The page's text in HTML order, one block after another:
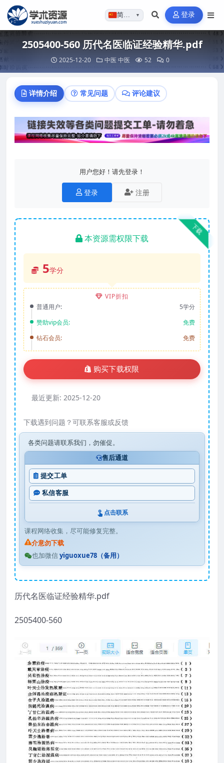
简体…▼ 登录
2505400-560 历代名医临证经验精华.pdf
2025-12-20 中医 中医 52 0
详情介绍 常见问题 评论建议
用户您好！请先登录！
登录 注册
下载
本资源需权限下载
5学分
VIP折扣
普通用户:
5学分
赞助vip会员:
免费
钻石会员:
免费
购买下载权限
最近更新: 2025-12-20
下载遇到问题？可联系客服或反馈
各类问题请联系我们，勿催促。
售后通道
提交工单
私信客服
点击联系
课程网络收集，尽可能修复完整。
介意勿下载
也加微信yiguoxue78（备用）
历代名医临证经验精华.pdf
2505400-560